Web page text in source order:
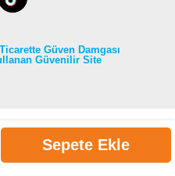
Sepete Ekle
Güven Damgası
Güvenilir Site
hakları saklıdır.